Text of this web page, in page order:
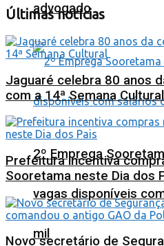
advogado
2º Emprega
vagas disponíveis
mil
Últimas notícias
Jaguaré celebra 80 anos
com a 14ª Semana Cultural
Prefeitura incentiva
Sooretama neste Dia dos
Novo secretário de